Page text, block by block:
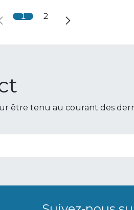
1 2
être tenu au courant des